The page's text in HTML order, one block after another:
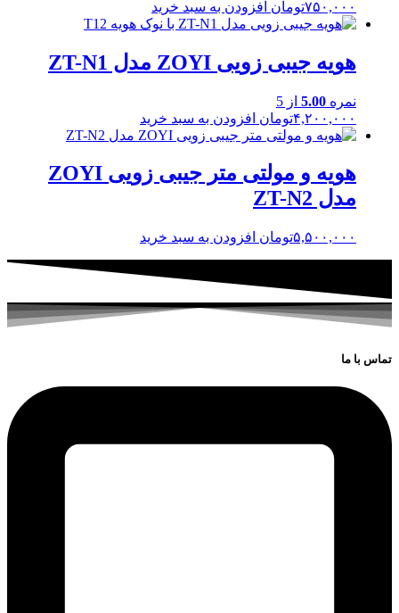
۷۵۰,۰۰۰تومان افزودن به سبد خرید
هویه جیبی زویی ZOYI مدل ZT-N1
نمره 5.00 از 5
۴,۲۰۰,۰۰۰تومان افزودن به سبد خرید
هویه و مولتی متر جیبی زویی ZOYI
مدل ZT-N2
۵,۵۰۰,۰۰۰تومان افزودن به سبد خرید
تماس با ما